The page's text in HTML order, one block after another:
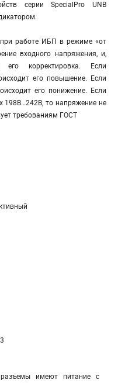
серии SpecialPro UNB
работе ИБП в режиме «от
входного напряжения, и,
его корректировка. Если
его повышение. Если
его понижение. Если
198В…242В, то напряжение не
требованиям ГОСТ
имеют питание с